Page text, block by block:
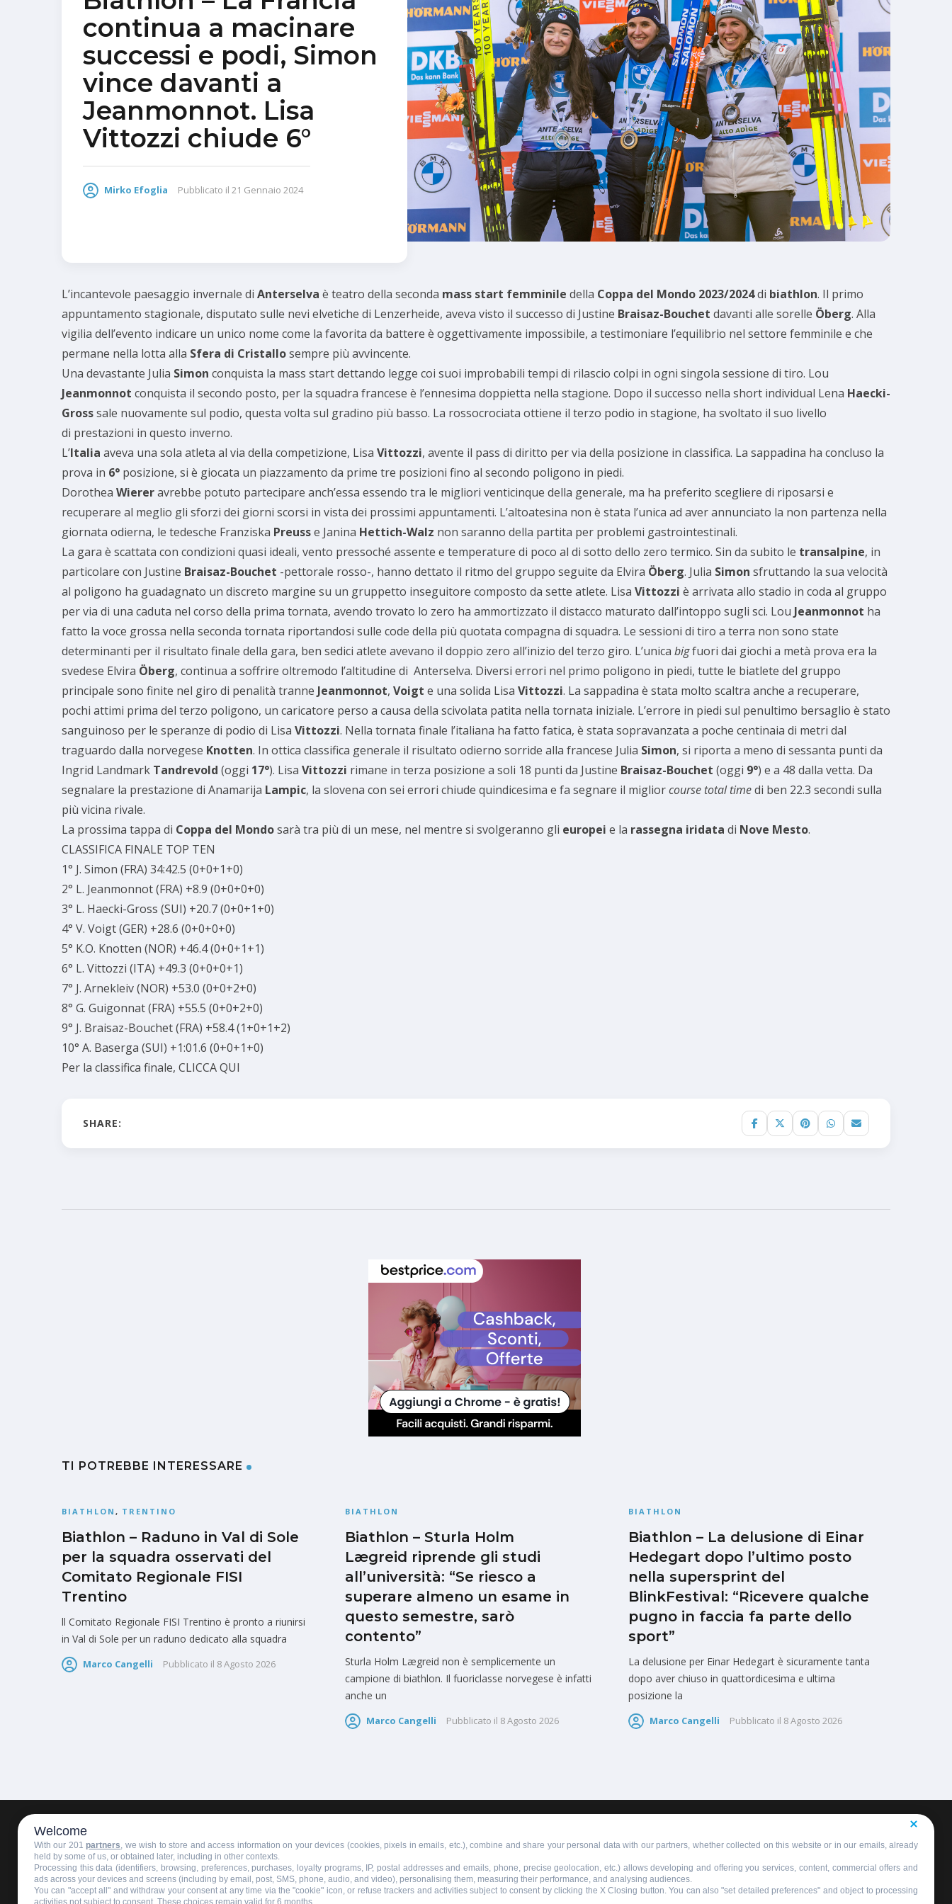
continua a macinare
successi e podi, Simon
vince davanti a
Jeanmonnot. Lisa
Vittozzi chiude 6°
Mirko Efoglia Pubblicato il 21 Gennaio 2024
L’incantevole paesaggio invernale di Anterselva è teatro della seconda mass start femminile della Coppa del Mondo 2023/2024di biathlon. Il primo
appuntamento stagionale, disputato sulle nevi elvetiche di Lenzerheide, aveva visto il successo di Justine Braisaz-Bouchet davanti alle sorelle Öberg. Alla
vigilia dell’evento indicare un unico nome come la favorita da battere è oggettivamente impossibile, a testimoniare l’equilibrio nel settore femminile e che
permane nella lotta alla Sfera di Cristallosempre più avvincente.
Una devastante Julia Simon conquista la mass start dettando legge coi suoi improbabili tempi di rilascio colpi in ogni singola sessione di tiro. Lou
Jeanmonnot conquista il secondo posto, per la squadra francese è l’ennesima doppietta nella stagione. Dopo il successo nella short individual Lena Haecki-
Grosssale nuovamente sul podio, questa volta sul gradino più basso. La rossocrociata ottiene il terzo podio in stagione, ha svoltato il suo livello
di prestazioni in questo inverno.
L’Italia aveva una sola atleta al via della competizione, Lisa Vittozzi, avente il pass di diritto per via della posizione in classifica. La sappadina ha concluso la
prova in 6° posizione, si è giocata un piazzamento da prime tre posizioni fino al secondo poligono in piedi.
Dorothea Wiereravrebbe potuto partecipare anch’essa essendo tra le migliori venticinque della generale, ma ha preferito scegliere di riposarsi e
recuperare al meglio gli sforzi dei giorni scorsi in vista dei prossimi appuntamenti. L’altoatesina non è stata l’unica ad aver annunciato la non partenza nella
giornata odierna, le tedesche Franziska Preusse Janina Hettich-Walz non saranno della partita per problemi gastrointestinali.
La gara è scattata con condizioni quasi ideali, vento pressoché assente e temperature di poco al di sotto dello zero termico. Sin da subito le transalpine, in
particolare con Justine Braisaz-Bouchet -pettorale rosso-, hanno dettato il ritmo del gruppo seguite da Elvira Öberg. Julia Simon sfruttando la sua velocità
al poligono ha guadagnato un discreto margine su un gruppetto inseguitore composto da sette atlete. Lisa Vittozzi è arrivata allo stadio in coda al gruppo
per via di una caduta nel corso della prima tornata, avendo trovato lo zero ha ammortizzato il distacco maturato dall’intoppo sugli sci. Lou Jeanmonnot ha
fatto la voce grossa nella seconda tornata riportandosi sulle code della più quotata compagna di squadra. Le sessioni di tiro a terra non sono state
determinanti per il risultato finale della gara, ben sedici atlete avevano il doppio zero all’inizio del terzo giro. L’unica bigfuori dai giochi a metà prova era la
svedese Elvira Öberg, continua a soffrire oltremodo l’altitudine di Anterselva. Diversi errori nel primo poligono in piedi, tutte le biatlete del gruppo
principale sono finite nel giro di penalità tranne Jeanmonnot, Voigt e una solida Lisa Vittozzi. La sappadina è stata molto scaltra anche a recuperare,
pochi attimi prima del terzo poligono, un caricatore perso a causa della scivolata patita nella tornata iniziale. L’errore in piedi sul penultimo bersaglio è stato
sanguinoso per le speranze di podio di Lisa Vittozzi. Nella tornata finale l’italiana ha fatto fatica, è stata sopravanzata a poche centinaia di metri dal
traguardo dalla norvegese Knotten. In ottica classifica generale il risultato odierno sorride alla francese Julia Simon, si riporta a meno di sessanta punti da
Ingrid Landmark Tandrevold (oggi 17°). Lisa Vittozzi rimane in terza posizione a soli 18 punti da Justine Braisaz-Bouchet (oggi 9°) e a 48 dalla vetta. Da
segnalare la prestazione di Anamarija Lampic, la slovena con sei errori chiude quindicesima e fa segnare il migliorcourse total timedi ben 22.3 secondi sulla
più vicina rivale.
La prossima tappa di Coppa del Mondosarà tra più di un mese, nel mentre si svolgeranno gli europei e la rassegna iridata di Nove Mesto.
CLASSIFICA FINALE TOP TEN
1° J. Simon (FRA) 34:42.5 (0+0+1+0)
2° L. Jeanmonnot (FRA) +8.9 (0+0+0+0)
3° L. Haecki-Gross (SUI) +20.7 (0+0+1+0)
4° V. Voigt (GER) +28.6 (0+0+0+0)
5° K.O. Knotten (NOR) +46.4 (0+0+1+1)
6° L. Vittozzi (ITA) +49.3 (0+0+0+1)
7° J. Arnekleiv (NOR) +53.0 (0+0+2+0)
8° G. Guigonnat (FRA) +55.5 (0+0+2+0)
9° J. Braisaz-Bouchet (FRA) +58.4 (1+0+1+2)
10° A. Baserga (SUI) +1:01.6 (0+0+1+0)
Per la classifica finale, CLICCA QUI
SHARE:
TI POTREBBE INTERESSARE
BIATHLON , TRENTINO
Biathlon – Raduno in Val di Sole
per la squadra osservati del
Comitato Regionale FISI
Trentino
ll Comitato Regionale FISI Trentino è pronto a riunirsi
in Val di Sole per un raduno dedicato alla squadra
Marco Cangelli Pubblicato il 8 Agosto 2026
BIATHLON
Biathlon – Sturla Holm
Lægreid riprende gli studi
all’università: “Se riesco a
superare almeno un esame in
questo semestre, sarò
contento”
Sturla Holm Lægreid non è semplicemente un
campione di biathlon. Il fuoriclasse norvegese è infatti
anche un
Marco Cangelli Pubblicato il 8 Agosto 2026
BIATHLON
Biathlon – La delusione di Einar
Hedegart dopo l’ultimo posto
nella supersprint del
BlinkFestival: “Ricevere qualche
pugno in faccia fa parte dello
sport”
La delusione per Einar Hedegart è sicuramente tanta
dopo aver chiuso in quattordicesima e ultima
posizione la
Marco Cangelli Pubblicato il 8 Agosto 2026
HOMEPAGEREDAZIONE INVIA UN COMUNICATO STAMPAPUBBLICITÀSCRIVI AL DIRETTORE
Welcome
With our 201 partners, we wish to store and access information on your devices (cookies, pixels in emails, etc.), combine and share your personal data with our partners, whether collected on this website or in our emails, already
held by some of us, or obtained later, including in other contexts.
Processing this data (identifiers, browsing, preferences, purchases, loyalty programs, IP, postal addresses and emails, phone, precise geolocation, etc.) allows developing and offering you services, content, commercial offers and
ads across your devices and screens (including by email, post, SMS, phone, audio, and video), personalising them, measuring their performance, and analysing audiences.
You can "accept all" and withdraw your consent at any time via the "cookie" icon, or refuse trackers and activities subject to consent by clicking the X Closing button. You can also "set detailed preferences" and object to processing
activities not subject to consent. These choices remain valid for 6 months.